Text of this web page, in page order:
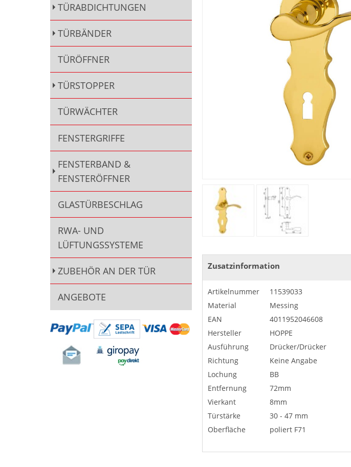
Zusatzinformation
Artikelnummer
11539033
Material
Messing
EAN
4011952046608
Hersteller
HOPPE
Ausführung
Drücker/Drücker
Richtung
Keine Angabe
Lochung
BB
Entfernung
72mm
Vierkant
8mm
Türstärke
30 - 47 mm
Oberfläche
poliert F71
TÜRABDICHTUNGEN
TÜRBÄNDER
TÜRÖFFNER
TÜRSTOPPER
TÜRWÄCHTER
FENSTERGRIFFE
FENSTERBAND &
FENSTERÖFFNER
GLASTÜRBESCHLAG
RWA- UND
LÜFTUNGSSYSTEME
ZUBEHÖR AN DER TÜR
ANGEBOTE